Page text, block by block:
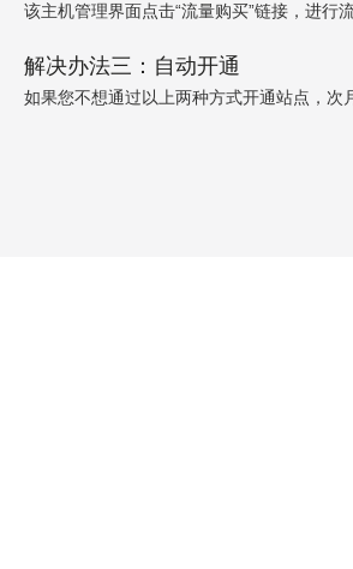
该主机管理界面点击“流量购买”链接，进行
解决办法三：自动开通
如果您不想通过以上两种方式开通站点，次